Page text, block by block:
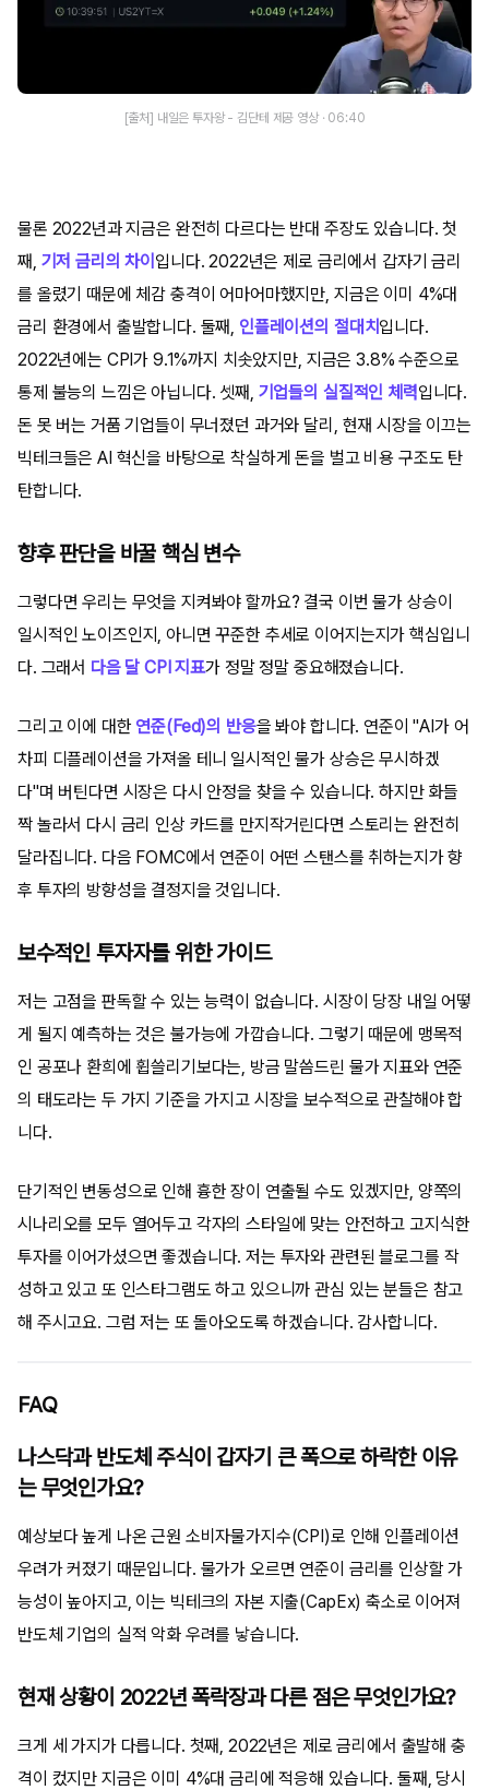
[출처] 내일은 투자왕 - 김단테 제공 영상 · 06:40
물론 2022년과 지금은 완전히 다르다는 반대 주장도 있습니다. 첫
째, 기저 금리의 차이 입니다. 2022년은 제로 금리에서 갑자기 금리
를 올렸기 때문에 체감 충격이 어마어마했지만, 지금은 이미 4%대
금리 환경에서 출발합니다. 둘째, 인플레이션의 절대치입니다.
2022년에는 CPI가 9.1%까지 치솟았지만, 지금은 3.8% 수준으로
통제 불능의 느낌은 아닙니다. 셋째, 기업들의 실질적인 체력입니다.
돈 못 버는 거품 기업들이 무너졌던 과거와 달리, 현재 시장을 이끄는
빅테크들은 AI 혁신을 바탕으로 착실하게 돈을 벌고 비용 구조도 탄
탄합니다.
향후 판단을 바꿀 핵심 변수
그렇다면 우리는 무엇을 지켜봐야 할까요? 결국 이번 물가 상승이
일시적인 노이즈인지, 아니면 꾸준한 추세로 이어지는지가 핵심입니
다. 그래서 다음 달 CPI 지표가 정말 정말 중요해졌습니다.
그리고 이에 대한 연준(Fed)의 반응을 봐야 합니다. 연준이 "AI가 어
차피 디플레이션을 가져올 테니 일시적인 물가 상승은 무시하겠
다"며 버틴다면 시장은 다시 안정을 찾을 수 있습니다. 하지만 화들
짝 놀라서 다시 금리 인상 카드를 만지작거린다면 스토리는 완전히
달라집니다. 다음 FOMC에서 연준이 어떤 스탠스를 취하는지가 향
후 투자의 방향성을 결정지을 것입니다.
보수적인 투자자를 위한 가이드
저는 고점을 판독할 수 있는 능력이 없습니다. 시장이 당장 내일 어떻
게 될지 예측하는 것은 불가능에 가깝습니다. 그렇기 때문에 맹목적
인 공포나 환희에 휩쓸리기보다는, 방금 말씀드린 물가 지표와 연준
의 태도라는 두 가지 기준을 가지고 시장을 보수적으로 관찰해야 합
니다.
단기적인 변동성으로 인해 흉한 장이 연출될 수도 있겠지만, 양쪽의
시나리오를 모두 열어두고 각자의 스타일에 맞는 안전하고 고지식한
투자를 이어가셨으면 좋겠습니다. 저는 투자와 관련된 블로그를 작
성하고 있고 또 인스타그램도 하고 있으니까 관심 있는 분들은 참고
해 주시고요. 그럼 저는 또 돌아오도록 하겠습니다. 감사합니다.
FAQ
나스닥과 반도체 주식이 갑자기 큰 폭으로 하락한 이유
는 무엇인가요?
예상보다 높게 나온 근원 소비자물가지수(CPI)로 인해 인플레이션
우려가 커졌기 때문입니다. 물가가 오르면 연준이 금리를 인상할 가
능성이 높아지고, 이는 빅테크의 자본 지출(CapEx) 축소로 이어져
반도체 기업의 실적 악화 우려를 낳습니다.
현재 상황이 2022년 폭락장과 다른 점은 무엇인가요?
크게 세 가지가 다릅니다. 첫째, 2022년은 제로 금리에서 출발해 충
격이 컸지만 지금은 이미 4%대 금리에 적응해 있습니다. 둘째, 당시